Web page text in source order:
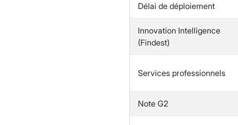
Délai de déploiement
Innovation Intelligence
(Findest)
Services professionnels
Note G2